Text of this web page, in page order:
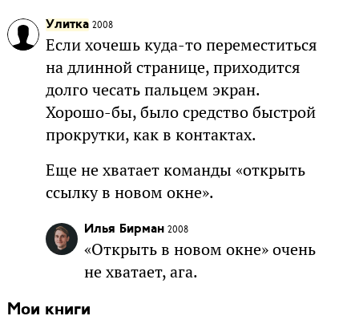
Улитка 2008
Если хочешь куда-то переместиться
на длинной странице, приходится
долго чесать пальцем экран.
Хорошо-бы, было средство быстрой
прокрутки, как в контактах.
Еще не хватает команды «открыть
ссылку в новом окне».
Илья Бирман 2008
«Открыть в новом окне» очень
не хватает, ага.
Мои книги